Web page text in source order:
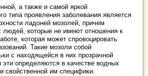
а также и самой яркой
типа проявления заболевания является
ладоней мозолей, причем
людей, которые не имеют отношения к
которая может спровоцировать
Такие мозоли собой
с находящейся в них прозрачной
определяются в качестве водных
свойственной им специфики.